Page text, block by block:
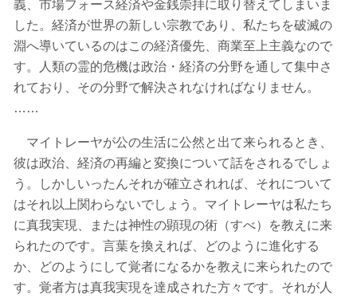
義、市場フォース経済や金銭崇拝に取り替えてしまいま
した。経済が世界の新しい宗教であり、私たちを破滅の
淵へ導いているのはこの経済優先、商業至上主義なので
す。人類の霊的危機は政治・経済の分野を通して集中さ
れており、その分野で解決されなければなりません。
……
マイトレーヤが公の生活に公然と出て来られるとき、
彼は政治、経済の再編と変換について話をされるでしょ
う。しかしいったんそれが確立されれば、それについて
はそれ以上関わらないでしょう。マイトレーヤは私たち
に真我実現、または神性の顕現の術（すべ）を教えに来
られたのです。言葉を換えれば、どのように進化する
か、どのようにして覚者になるかを教えに来られたので
す。覚者方は真我実現を達成された方々です。それが人